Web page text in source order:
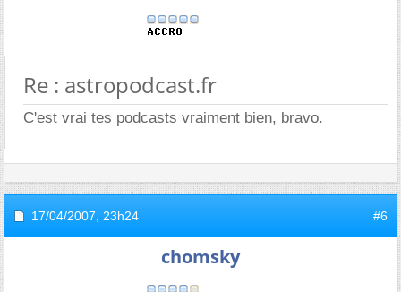
Re : astropodcast.fr
C'est vrai tes podcasts vraiment bien, bravo.
17/04/2007, 23h24 #6
chomsky